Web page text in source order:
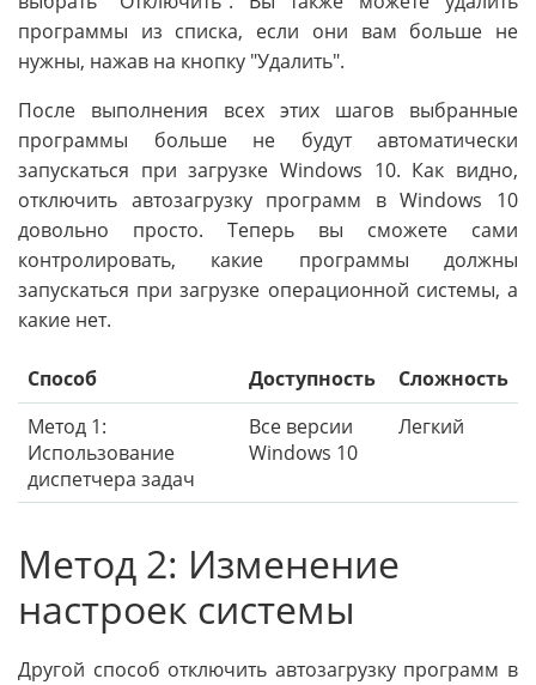
программы из списка, если они вам больше не
нужны, нажав на кнопку "Удалить".
После выполнения всех этих шагов выбранные
программы больше не будут автоматически
запускаться при загрузке Windows 10. Как видно,
отключить автозагрузку программ в Windows 10
довольно просто. Теперь вы сможете сами
контролировать, какие программы должны
запускаться при загрузке операционной системы, а
какие нет.
Способ Доступность
Сложность
Метод 1:
Использование
диспетчера задач
Все версии
Windows 10
Легкий
Метод 2: Изменение
настроек системы
Другой способ отключить автозагрузку программ в